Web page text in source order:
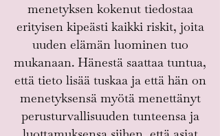
menetyksen kokenut tiedostaa
erityisen kipeästi kaikki riskit, joita
uuden elämän luominen tuo
mukanaan. Hänestä saattaa tuntua,
että tieto lisää tuskaa ja että hän on
menetyksensä myötä menettänyt
perusturvallisuuden tunteensa ja